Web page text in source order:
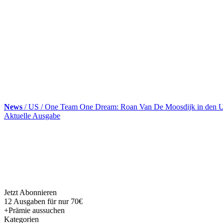
News / US / One Team One Dream: Roan Van De Moosdijk in den
Skip
Aktuelle Ausgabe
Jetzt Abonnieren
12 Ausgaben für nur 70€
+Prämie aussuchen
Kategorien